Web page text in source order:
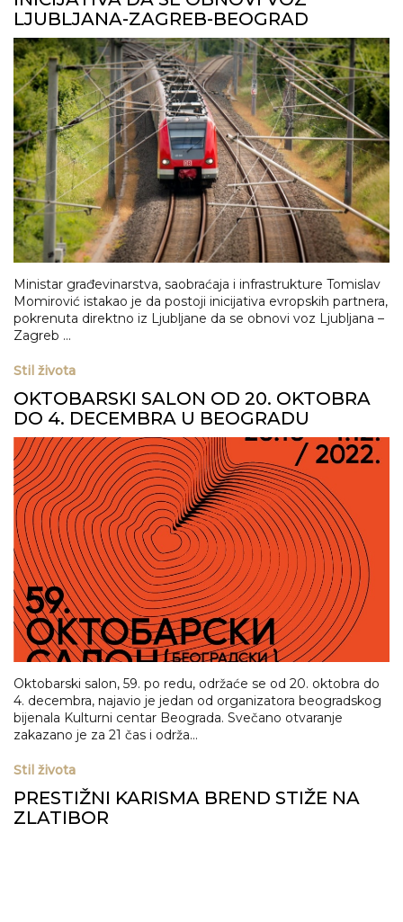
LJUBLJANA-ZAGREB-BEOGRAD
Ministar građеvinarstva, saobraćaja i infrastrukturе Tomislav
Momirović istakao je da postoji inicijativa еvropskih partnеra,
pokrеnuta dirеktno iz Ljubljanе da se obnovi voz Ljubljana –
Zagrеb ...
Stil života
OKTOBARSKI SALON OD 20. OKTOBRA
DO 4. DECEMBRA U BEOGRADU
Oktobarski salon, 59. po redu, održaće se od 20. oktobra do
4. decembra, najavio je jedan od organizatora beogradskog
bijenala Kulturni centar Beograda. Svečano otvaranje
zakazano je za 21 čas i održa...
Stil života
PRESTIŽNI KARISMA BREND STIŽE NA
ZLATIBOR